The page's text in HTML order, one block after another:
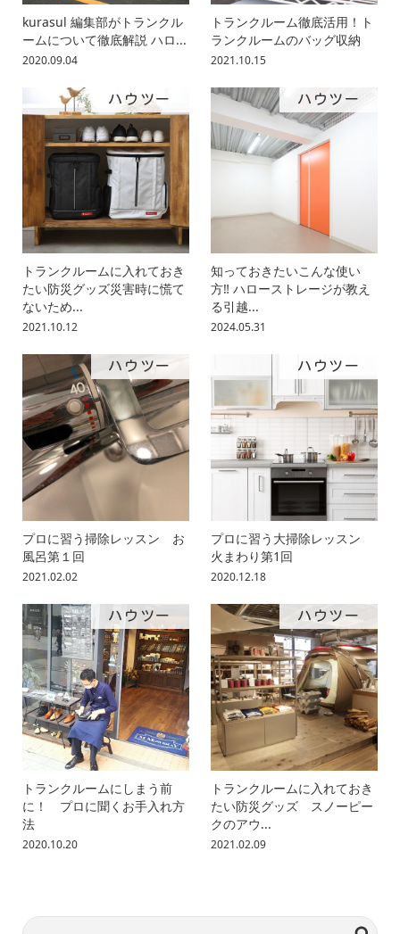
kurasul 編集部がトランクル
ームについて徹底解説 ハロ...
2020.09.04
トランクルーム徹底活用！ト
ランクルームのバッグ収納
2021.10.15
ハウツー
トランクルームに入れておき
たい防災グッズ災害時に慌て
ないため...
2021.10.12
ハウツー
知っておきたいこんな使い
方‼︎ ハローストレージが教え
る引越...
2024.05.31
ハウツー
プロに習う掃除レッスン お
風呂第１回
2021.02.02
ハウツー
プロに習う大掃除レッスン
火まわり第1回
2020.12.18
ハウツー
トランクルームにしまう前
に！ プロに聞くお手入れ方
法
2020.10.20
ハウツー
トランクルームに入れておき
たい防災グッズ スノーピー
クのアウ...
2021.02.09